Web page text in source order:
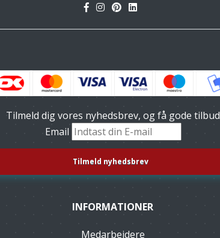
Tilmeld dig vores nyhedsbrev, og få gode tilbud
Email
INFORMATIONER
Medarbejdere